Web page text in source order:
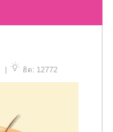
| ฮิต: 12772